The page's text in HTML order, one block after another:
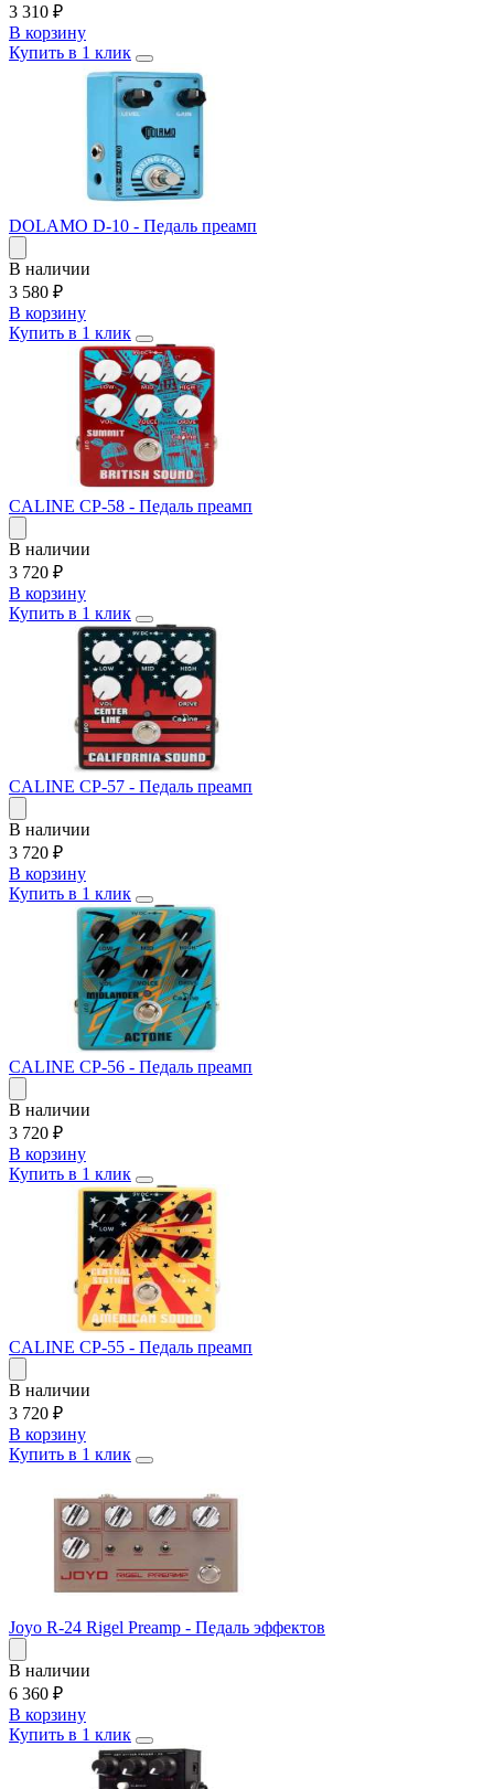
3 310 ₽
В корзину
Купить в 1 клик
DOLAMO D-10 - Педаль преамп
В наличии
3 580 ₽
В корзину
Купить в 1 клик
CALINE CP-58 - Педаль преамп
В наличии
3 720 ₽
В корзину
Купить в 1 клик
CALINE CP-57 - Педаль преамп
В наличии
3 720 ₽
В корзину
Купить в 1 клик
CALINE CP-56 - Педаль преамп
В наличии
3 720 ₽
В корзину
Купить в 1 клик
CALINE CP-55 - Педаль преамп
В наличии
3 720 ₽
В корзину
Купить в 1 клик
Joyo R-24 Rigel Preamp - Педаль эффектов
В наличии
6 360 ₽
В корзину
Купить в 1 клик